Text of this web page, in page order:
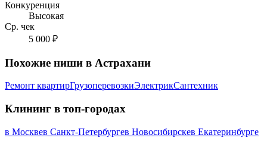
Конкуренция
Высокая
Ср. чек
5 000 ₽
Похожие ниши в Астрахани
Ремонт квартирГрузоперевозкиЭлектрикСантехник
Клининг в топ-городах
в Москвев Санкт-Петербургев Новосибирскев Екатеринбурге